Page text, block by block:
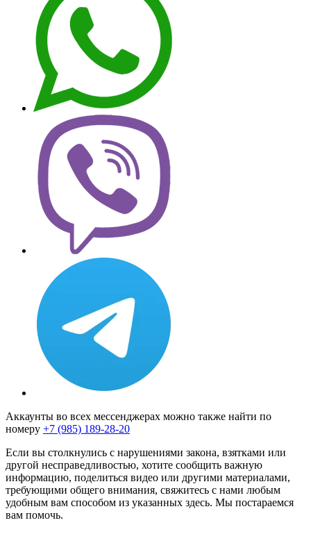
Аккаунты во всех мессенджерах можно также найти по
номеру +7 (985) 189-28-20
Если вы столкнулись с нарушениями закона, взятками или
другой несправедливостью, хотите сообщить важную
информацию, поделиться видео или другими материалами,
требующими общего внимания, свяжитесь с нами любым
удобным вам способом из указанных здесь. Мы постараемся
вам помочь.